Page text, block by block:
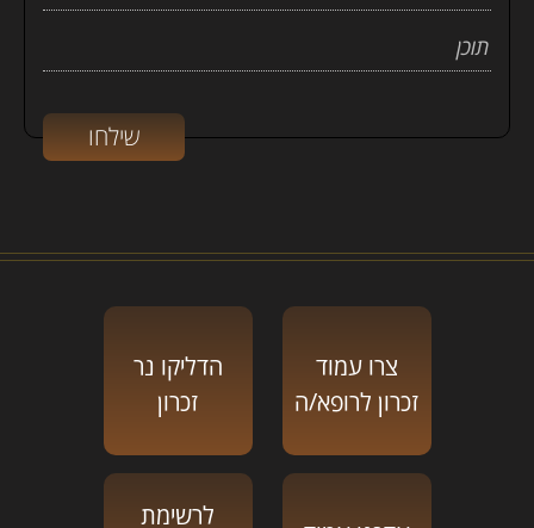
צרו עמוד
זכרון לרופא/ה
הדליקו נר
זכרון
לרשימת